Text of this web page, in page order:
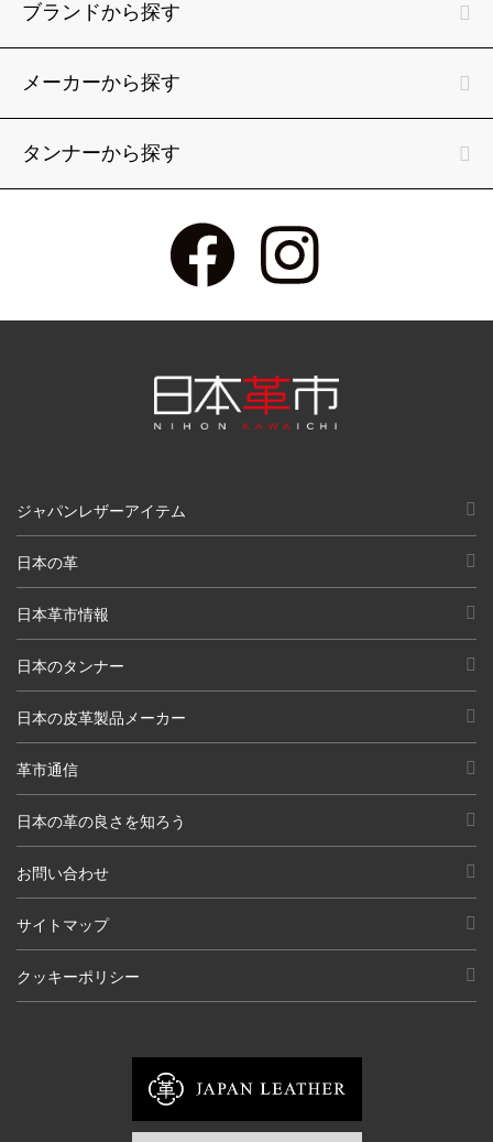
ブランドから探す
メーカーから探す
タンナーから探す
ジャパンレザーアイテム
日本の革
日本革市情報
日本のタンナー
日本の皮革製品メーカー
革市通信
日本の革の良さを知ろう
お問い合わせ
サイトマップ
クッキーポリシー